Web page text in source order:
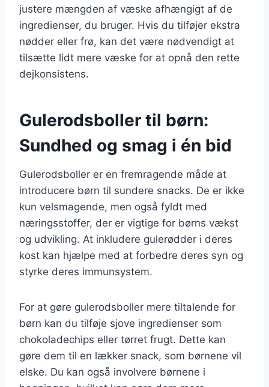
justere mængden af væske afhængigt af de
ingredienser, du bruger. Hvis du tilføjer ekstra
nødder eller frø, kan det være nødvendigt at
tilsætte lidt mere væske for at opnå den rette
dejkonsistens.
Gulerodsboller til børn:
Sundhed og smag i én bid
Gulerodsboller er en fremragende måde at
introducere børn til sundere snacks. De er ikke
kun velsmagende, men også fyldt med
næringsstoffer, der er vigtige for børns vækst
og udvikling. At inkludere gulerødder i deres
kost kan hjælpe med at forbedre deres syn og
styrke deres immunsystem.
For at gøre gulerodsboller mere tiltalende for
børn kan du tilføje sjove ingredienser som
chokoladechips eller tørret frugt. Dette kan
gøre dem til en lækker snack, som børnene vil
elske. Du kan også involvere børnene i